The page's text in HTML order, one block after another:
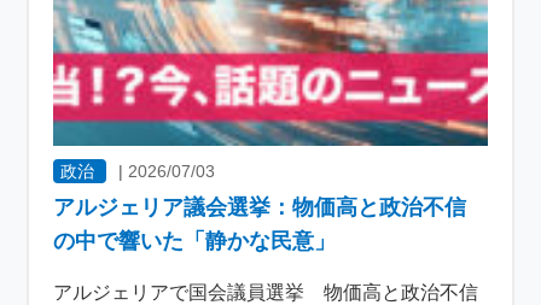
政治 | 2026/07/03
アルジェリア議会選挙：物価高と政治不信
の中で響いた「静かな民意」
アルジェリアで国会議員選挙 物価高と政治不信